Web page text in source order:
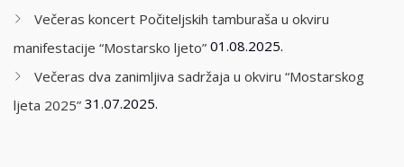
Večeras koncert Počiteljskih tamburaša u okviru
manifestacije “Mostarsko ljeto” 01.08.2025.
Večeras dva zanimljiva sadržaja u okviru “Mostarskog
ljeta 2025” 31.07.2025.